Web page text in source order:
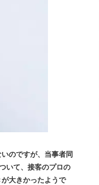
のですが、当事者同
いて、接客のプロの
大きかったようで